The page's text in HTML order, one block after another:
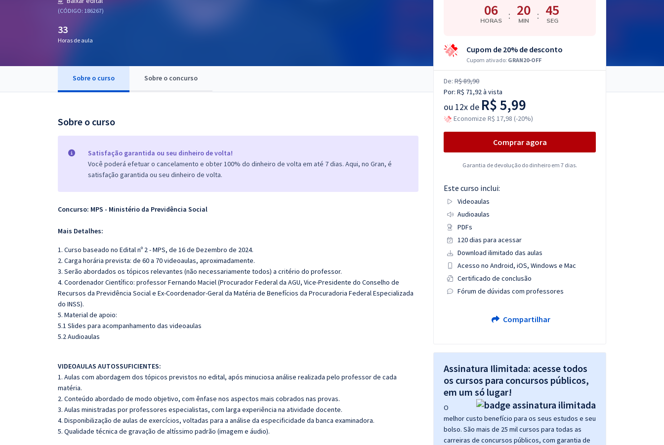
Conteúdo gratuito
(CÓDIGO: 186267)
33
Horas de aula
Sobre o curso Sobre o concurso
Sobre o curso
Satisfação garantida ou seu dinheiro de volta!
Você poderá efetuar o cancelamento e obter 100% do dinheiro de volta em até 7 dias. Aqui, no Gran, é
satisfação garantida ou seu dinheiro de volta.
Concurso: MPS - Ministério da Previdência Social
Mais Detalhes:
1. Curso baseado no Edital nº 2 - MPS, de 16 de Dezembro de 2024.
2. Carga horária prevista: de 60 a 70 videoaulas, aproximadamente.
3. Serão abordados os tópicos relevantes (não necessariamente todos) a critério do professor.
4. Coordenador Científico: professor Fernando Maciel (Procurador Federal da AGU, Vice-Presidente do Conselho de
Recursos da Previdência Social e Ex-Coordenador-Geral da Matéria de Benefícios da Procuradoria Federal Especializada
do INSS).
5. Material de apoio:
5.1 Slides para acompanhamento das videoaulas
5.2 Audioaulas
VIDEOAULAS AUTOSSUFICIENTES:
1. Aulas com abordagem dos tópicos previstos no edital, após minuciosa análise realizada pelo professor de cada
matéria.
2. Conteúdo abordado de modo objetivo, com ênfase nos aspectos mais cobrados nas provas.
3. Aulas ministradas por professores especialistas, com larga experiência na atividade docente.
4. Disponibilização de aulas de exercícios, voltadas para a análise da especificidade da banca examinadora.
5. Qualidade técnica de gravação de altíssimo padrão (imagem e áudio).
06
HORAS : 20
MIN : 44
SEG
Cupom de 20% de desconto
Cupom ativado: GRAN20-OFF
De: R$ 89,90
Por: R$ 71,92à vista
ou 12x de R$ 5,99
Economize R$ 17,98 (-20%)
Comprar agora
Garantia de devolução do dinheiro em 7 dias.
Este curso inclui:
Videoaulas
Audioaulas
PDFs
120 dias para acessar
Download ilimitado das aulas
Acesso no Android, iOS, Windows e Mac
Certificado de conclusão
Fórum de dúvidas com professores
Compartilhar
Assinatura Ilimitada: acesse todos
os cursos para concursos públicos,
em um só lugar!
O
melhor custo benefício para os seus estudos e seu
bolso. São mais de 25 mil cursos para todas as
carreiras de concursos públicos, com garantia de